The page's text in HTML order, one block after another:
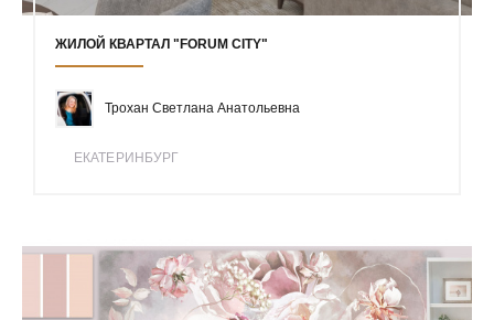
ЖИЛОЙ КВАРТАЛ "FORUM CITY"
Трохан Светлана Анатольевна
ЕКАТЕРИНБУРГ